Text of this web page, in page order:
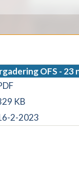
OFS -
KB
2-2023